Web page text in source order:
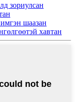
зориулсан
шаазан
хавтан